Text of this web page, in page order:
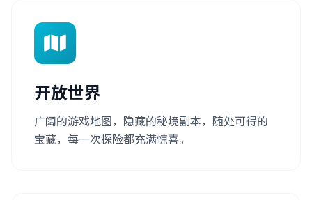
开放世界
广阔的游戏地图，隐藏的秘境副本，随处可得的
宝藏，每一次探险都充满惊喜。